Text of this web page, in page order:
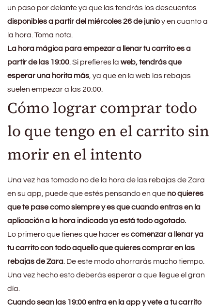
un paso por delante ya que las tendrás los descuentos
disponibles a partir del miércoles 26 de junioy en cuanto a
la hora. Toma nota.
La hora mágica para empezar a llenar tu carrito es a
partir de las 19:00 . Si prefieres la web, tendrás que
esperar una horita más , ya que en la web las rebajas
suelen empezar a las 20:00.
Cómo lograr comprar todo
lo que tengo en el carrito sin
morir en el intento
Una vez has tomado no de la hora de las rebajas de Zara
en su app, puede que estés pensando en que no quieres
que te pase como siempre y es que cuando entras en la
aplicación a la hora indicada ya está todo agotado.
Lo primero que tienes que hacer escomenzar a llenar ya
tu carrito con todo aquello que quieres comprar en las
rebajas de Zara . De este modo ahorrarás mucho tiempo.
Una vez hecho esto deberás esperar a que llegue el gran
día.
Cuando sean las 19:00 entra en la app y vete a tu carrito